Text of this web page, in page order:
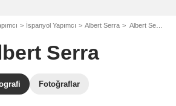
İspanyol Yapımcı Albert Serra Albert Serra filmografi
Serra
Fotoğraflar